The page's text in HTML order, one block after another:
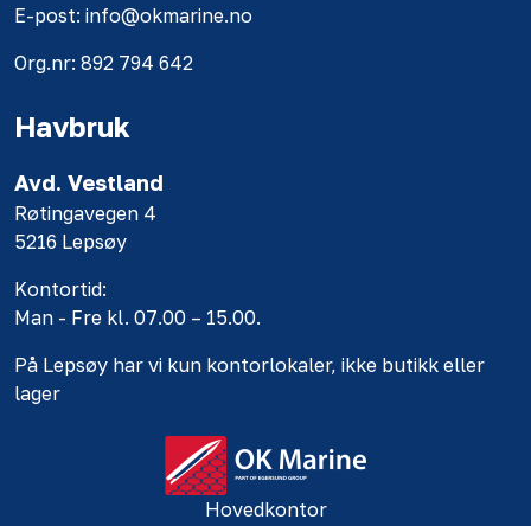
E-post: info@okmarine.no
Org.nr: 892 794 642
Havbruk
Avd. Vestland
Røtingavegen 4
5216 Lepsøy
Kontortid:
Man - Fre kl. 07.00 – 15.00.
På Lepsøy har vi kun kontorlokaler, ikke butikk eller
lager
Hovedkontor